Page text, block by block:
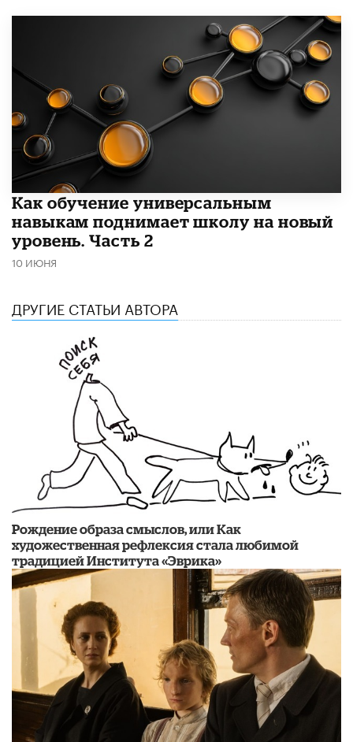
​Как обучение универсальным
навыкам поднимает школу на новый
уровень. Часть 2
10 ИЮНЯ
ДРУГИЕ СТАТЬИ АВТОРА
Рождение образа смыслов, или Как
художественная рефлексия стала любимой
традицией Института «Эврика»